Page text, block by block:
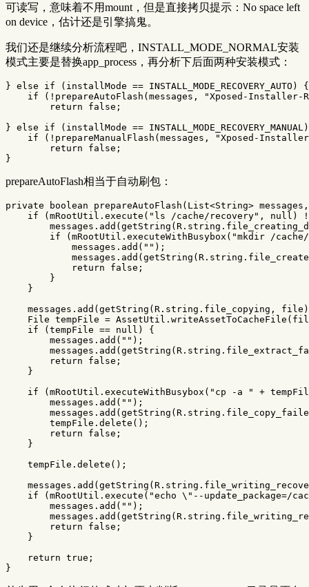
可读写，意味着不用mount，但是直接拷贝提示：No space left
on device，估计还是引擎搞鬼。
我们还是继续分析流程吧，INSTALL_MODE_NORMAL安装
模式主要是替换app_process，再分析下后面两种安装模式：
} else if ( installMode == INSTALL_MODE_RECOVERY_AUTO )
{
if
(! prepareAutoFlash ( messages ,
"Xposed-Installer-
return
false ;
} else if ( installMode == INSTALL_MODE_RECOVERY_MANUAL )
if
(! prepareManualFlash ( messages ,
"Xposed-
return
false ;
}
prepareAutoFlash相当于自动刷包：
private boolean prepareAutoFlash ( List<String> messages ,
if
( mRootUtil . execute ( "ls /cache/recovery" , null )
messages . add ( getString ( R . string .
if
( mRootUtil . executeWithBusybox ( "mkdir /
messages . add ( "" );
messages . add ( getString ( R . string .
return
false ;
}
}
messages . add ( getString ( R . string . file_copying , file
File tempFile = AssetUtil . writeAssetToCacheFile (
if
( tempFile == null )
{
messages . add ( "" );
messages . add ( getString ( R . string .
return
false ;
}
if
( mRootUtil . executeWithBusybox ( "cp -a " +
messages . add ( "" );
messages . add ( getString ( R . string .
tempFile . delete ();
return
false ;
}
tempFile . delete ();
messages . add ( getString ( R . string .
if
( mRootUtil . execute ( "echo \"--update_package=/
messages . add ( "" );
messages . add ( getString ( R . string .
return
false ;
}
return true ;
}